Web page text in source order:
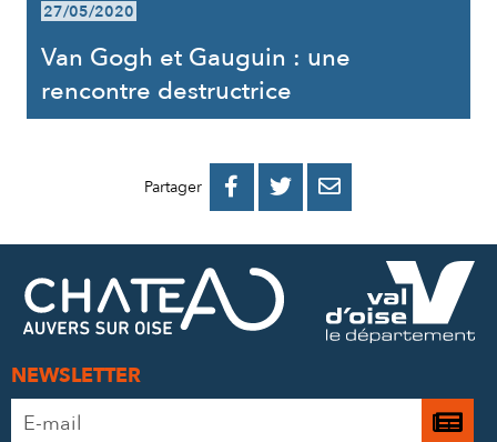
27/05/2020
Van Gogh et Gauguin : une
rencontre destructrice
Partager 
PARTAGER
FACEBOOK
PARTAGER
PARTAGER
MAIL
NEWSLETTER
Adresse
Je